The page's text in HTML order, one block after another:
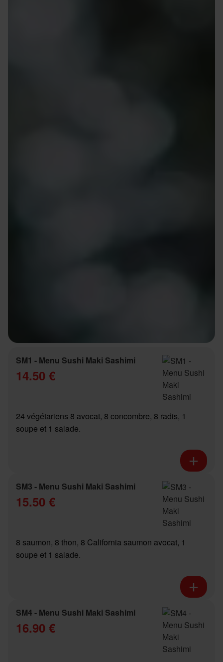
SM1 - Menu Sushi Maki Sashimi
14.50 €
24 végétariens 8 avocat, 8 concombre, 8 radis, 1
soupe et 1 salade.
SM3 - Menu Sushi Maki Sashimi
15.50 €
8 saumon, 8 thon, 8 California saumon avocat, 1
soupe et 1 salade.
SM4 - Menu Sushi Maki Sashimi
16.90 €